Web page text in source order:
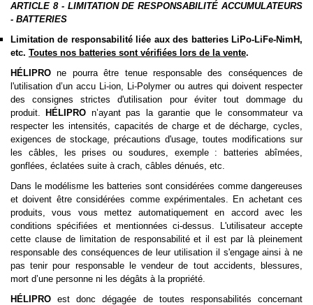
ARTICLE 8 - LIMITATION DE RESPONSABILITÉ ACCUMULATEURS
- BATTERIES
Limitation de responsabilité liée aux des batteries LiPo-LiFe-NimH,
etc. Toutes nos batteries sont vérifiées lors de la vente.
HÉLIPROne pourra être tenue responsable des conséquences de
l'utilisation d’un accu Li-ion, Li-Polymer ou autres qui doivent respecter
des consignes strictes d'utilisation pour éviter tout dommage du
produit.
HÉLIPRO n’ayant pas la garantie que le consommateur va
respecter les intensités, capacités de charge et de décharge, cycles,
exigences de stockage, précautions d'usage, toutes modifications sur
les câbles, les prises ou soudures, exemple : batteries abîmées,
gonflées, éclatées suite à crach, câbles dénués, etc.
Dans le modélisme les batteries sont considérées comme dangereuses
et doivent être considérées comme expérimentales. En achetant ces
produits, vous vous mettez automatiquement en accord avec les
conditions spécifiées et mentionnées ci-dessus. L'utilisateur accepte
cette clause de limitation de responsabilité et il est par là pleinement
responsable des conséquences de leur utilisation il s'engage ainsi à ne
pas tenir pour responsable le vendeur de tout accidents, blessures,
mort d’une personne ni les dégâts à la propriété.
HÉLIPROest donc dégagée de toutes responsabilités concernant